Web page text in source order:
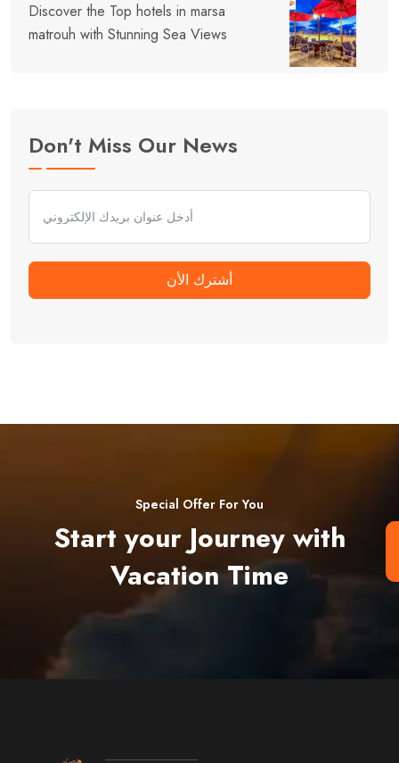
Discover the Top hotels in marsa
matrouh with Stunning Sea Views
Don't Miss Our News
أشترك الأن
Special Offer For You
Start your Journey with
Vacation Time